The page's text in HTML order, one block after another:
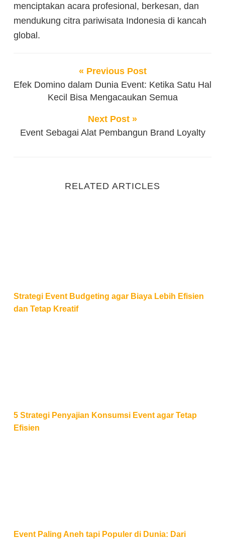
menciptakan acara profesional, berkesan, dan
mendukung citra pariwisata Indonesia di kancah
global.
« Previous Post
Efek Domino dalam Dunia Event: Ketika Satu Hal
Kecil Bisa Mengacaukan Semua
Next Post »
Event Sebagai Alat Pembangun Brand Loyalty
RELATED ARTICLES
Strategi Event Budgeting agar Biaya Lebih Efisien
dan Tetap Kreatif
5 Strategi Penyajian Konsumsi Event agar Tetap
Efisien
Event Paling Aneh tapi Populer di Dunia: Dari